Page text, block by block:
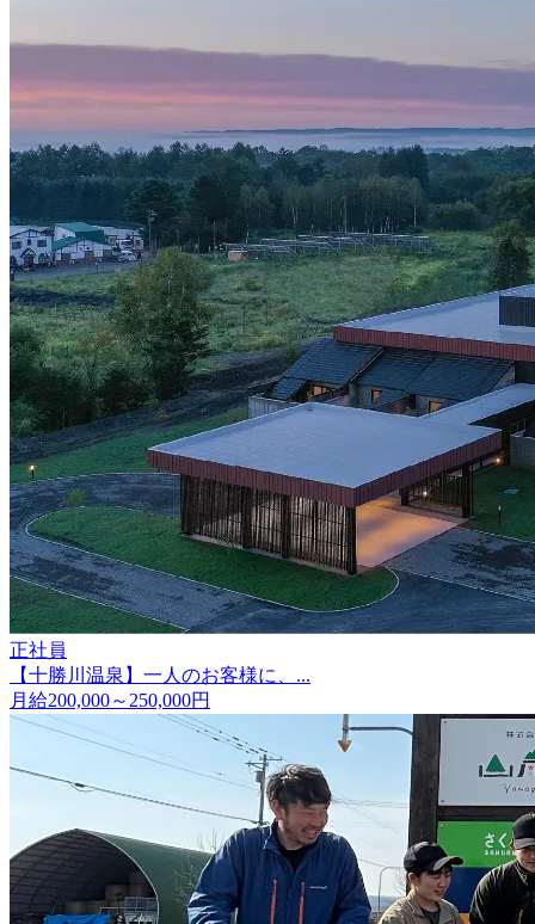
正社員
【十勝川温泉】一人のお客様に、...
月給200,000～250,000円